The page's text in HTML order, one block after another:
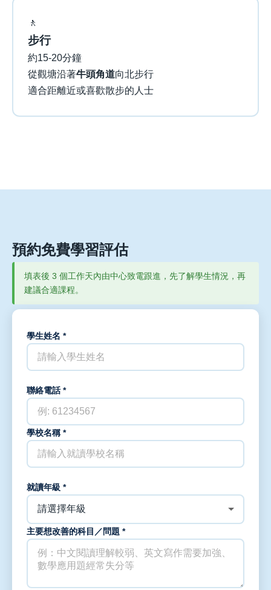
🚶
步行
約15-20分鐘
從觀塘沿著牛頭角道向北步行
適合距離近或喜歡散步的人士
預約免費學習評估
填表後 3 個工作天內由中心致電跟進，先了解學生情況，再
建議合適課程。
學生姓名 *
聯絡電話 *
學校名稱 *
就讀年級 *
主要想改善的科目／問題 *